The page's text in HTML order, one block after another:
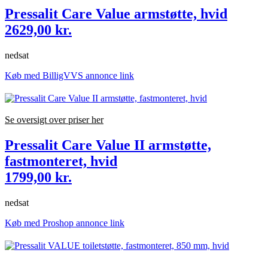
Pressalit Care Value armstøtte, hvid
2629,00 kr.
nedsat
Køb med BilligVVS annonce link
Se oversigt over priser her
Pressalit Care Value II armstøtte,
fastmonteret, hvid
1799,00 kr.
nedsat
Køb med Proshop annonce link